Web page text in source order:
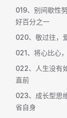
019、别间歇性
好百分之一
020、敬过往，
021、将心比心
022、人生没有
直前
023、成长型思
省自身